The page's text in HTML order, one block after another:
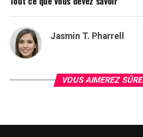
Jasmin T. Pharrell
VOUS AIMEREZ